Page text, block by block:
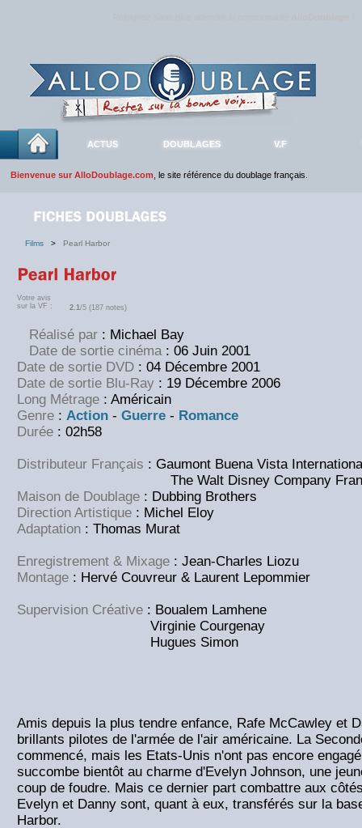
ACTUS DOUBLAGES V.F
Bienvenue sur AlloDoublage.com , le site référence du doublage français.
Films > Pearl Harbor
Votre avis
sur la VF :
2.1/5 (187 notes)
Réalisé par : Michael Bay
Date de sortie cinéma : 06 Juin 2001
Date de sortie DVD : 04 Décembre 2001
Date de sortie Blu-Ray : 19 Décembre 2006
Long Métrage : Américain
Genre : Action - Guerre - Romance
Durée : 02h58
Distributeur Français : Gaumont Buena Vista
The Walt Disney Company
Maison de Doublage : Dubbing Brothers
Direction Artistique : Michel Eloy
Adaptation : Thomas Murat
Enregistrement & Mixage : Jean-Charles Liozu
Montage : Hervé Couvreur & Laurent Lepommier
Supervision Créative : Boualem Lamhene
Virginie Courgenay
Hugues Simon
Amis depuis la plus tendre enfance, Rafe McCawley et
brillants pilotes de l'armée de l'air américaine. La
commencé, mais les Etats-Unis n'ont pas encore
succombe bientôt au charme d'Evelyn Johnson, une
coup de foudre. Mais ce dernier part combattre aux
Evelyn et Danny sont, quant à eux, transférés sur la
Harbor.